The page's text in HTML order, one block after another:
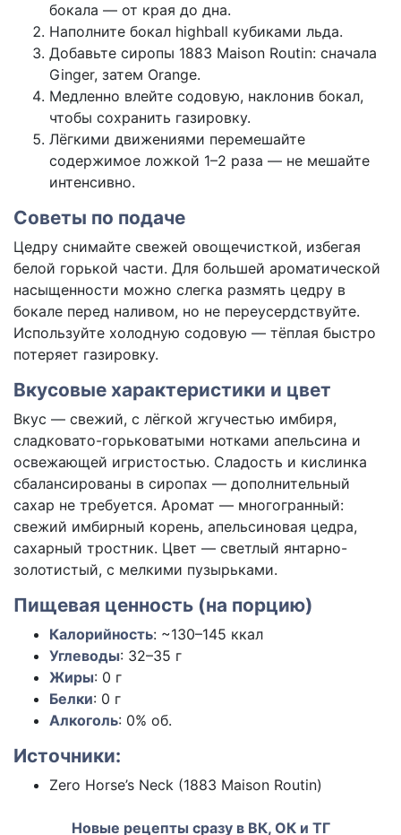
бокала — от края до дна.
Наполните бокал highball кубиками льда.
Добавьте сиропы 1883 Maison Routin: сначала
Ginger, затем Orange.
Медленно влейте содовую, наклонив бокал,
чтобы сохранить газировку.
Лёгкими движениями перемешайте
содержимое ложкой 1–2 раза — не мешайте
интенсивно.
Советы по подаче
Цедру снимайте свежей овощечисткой, избегая
белой горькой части. Для большей ароматической
насыщенности можно слегка размять цедру в
бокале перед наливом, но не переусердствуйте.
Используйте холодную содовую — тёплая быстро
потеряет газировку.
Вкусовые характеристики и цвет
Вкус — свежий, с лёгкой жгучестью имбиря,
сладковато-горьковатыми нотками апельсина и
освежающей игристостью. Сладость и кислинка
сбалансированы в сиропах — дополнительный
сахар не требуется. Аромат — многогранный:
свежий имбирный корень, апельсиновая цедра,
сахарный тростник. Цвет — светлый янтарно-
золотистый, с мелкими пузырьками.
Пищевая ценность (на порцию)
Калорийность: ~130–145 ккал
Углеводы: 32–35 г
Жиры: 0 г
Белки: 0 г
Алкоголь: 0% об.
Источники:
Zero Horse’s Neck (1883 Maison Routin)
Новые рецепты сразу в ВК, ОК и ТГ